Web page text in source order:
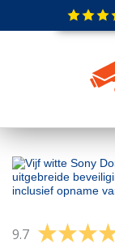
de
9.7